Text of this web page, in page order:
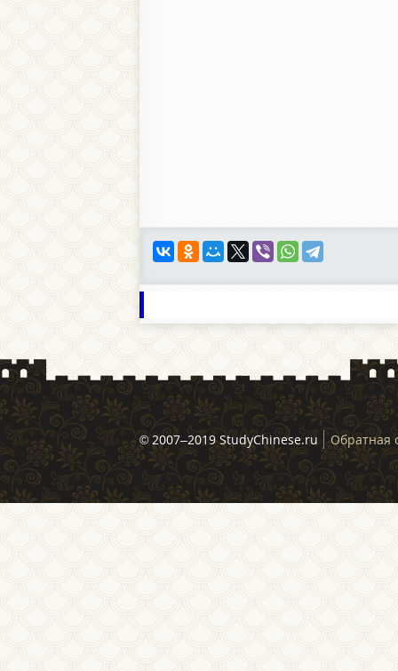
© 2007–2019 StudyChinese.ru Обратная